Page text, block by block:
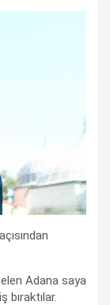
Adana saya
bıraktılar.